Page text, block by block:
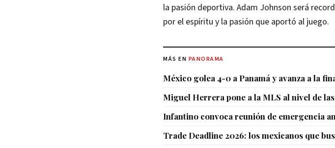
la pasión deportiva. Adam Johnson será
por el espíritu y la pasión que aportó al juego.
MÁS EN PANORAMA
México golea 4-0 a Panamá y avanza a la
Miguel Herrera pone a la MLS al nivel de
Infantino convoca reunión de emergencia
Trade Deadline 2026: los mexicanos que